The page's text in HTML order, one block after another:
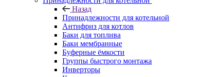
Назад
Принадлежности для котельной
Антифриз для котлов
Баки для топлива
Баки мембранные
Буферные ёмкости
Группы быстрого монтажа
Инверторы